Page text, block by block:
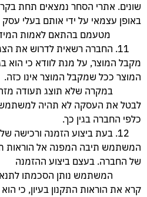
שונים. אתרי הסחר נמצאים תחת
באופן עצמאי על ידי אותם בעלי עסק
מטעמם בהתאם לאמות המידה
11. החברה רשאית לדרוש את
מקבל המוצר, על מנת לוודא כי הוא
המוצר ככל שמקבל המוצר אינו כזה.
במקרה שלא תוצג תעודה
לבטל את העסקה לא תהיה למשתמש
כלפי החברה בגין כך.
12. בעת ביצוע הזמנה ורכישה
המשתמש תיבה המפנה אל הוראות
של החברה. בעצם ביצוע ההזמנה
המשתמש נותן הסכמתו לתנאי
קרא את הוראות התקנון בעיון, כי